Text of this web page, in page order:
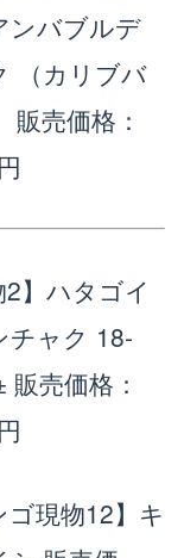
ンバブルデ
（カリブバ
販売価格：
2】ハタゴイ
チャク 18-
販売価格：
ゴ現物12】キ